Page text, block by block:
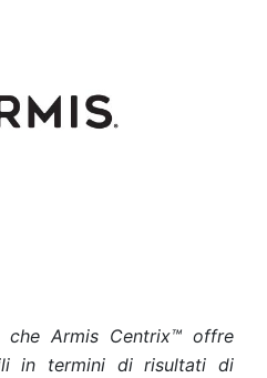
che Armis Centrix™ offre
in termini di risultati di